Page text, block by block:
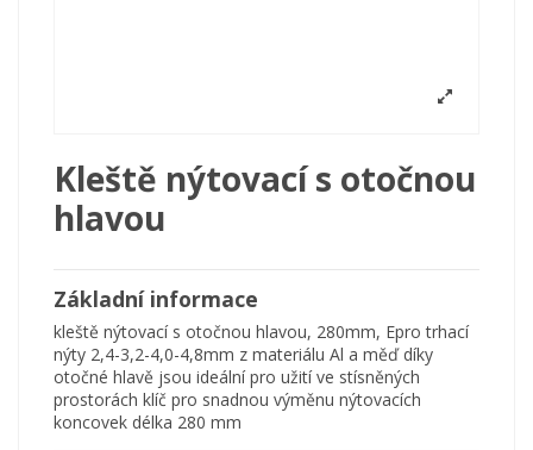
Kleště nýtovací s otočnou
hlavou
Základní informace
kleště nýtovací s otočnou hlavou, 280mm, Epro trhací
nýty 2,4-3,2-4,0-4,8mm z materiálu Al a měď díky
otočné hlavě jsou ideální pro užití ve stísněných
prostorách klíč pro snadnou výměnu nýtovacích
koncovek délka 280 mm